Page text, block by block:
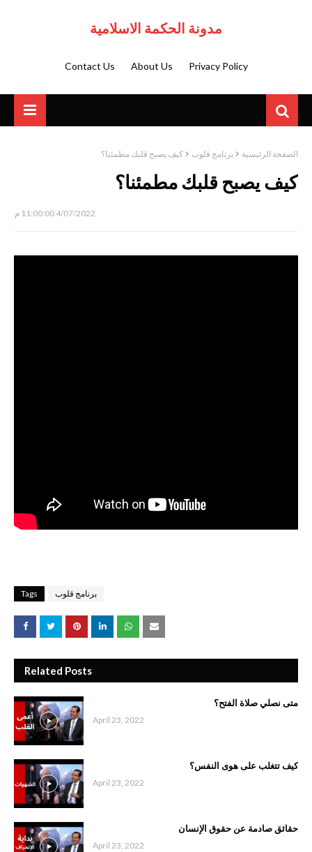
مدونة الحكمة الاسلامية
Privacy Policy
About Us
Contact Us
الصفحة الرئيسية برنامج قلوب كيف يصبح قلبك مطمئنا؟
كيف يصبح قلبك مطمئنا؟
4/07/2022 11:00:00 م
Tags برنامج قلوب
Related Posts
متى نصلي صلاة الفتح؟
April 23, 2022
كيف تتغلب على هوى النفس؟
April 23, 2022
حقائق صادمة عن حقوق الإنسان
April 23, 2022